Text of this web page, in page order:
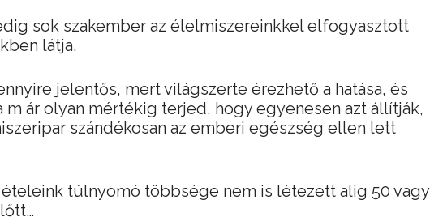
sok szakember az élelmiszereinkkel elfogyasztott
látja.
jelentős, mert világszerte érezhető a hatása, és
m ár olyan mértékig terjed, hogy egyenesen azt állítják,
szándékosan az emberi egészség ellen lett
ételeink túlnyomó többsége nem is létezett alig 50 vagy